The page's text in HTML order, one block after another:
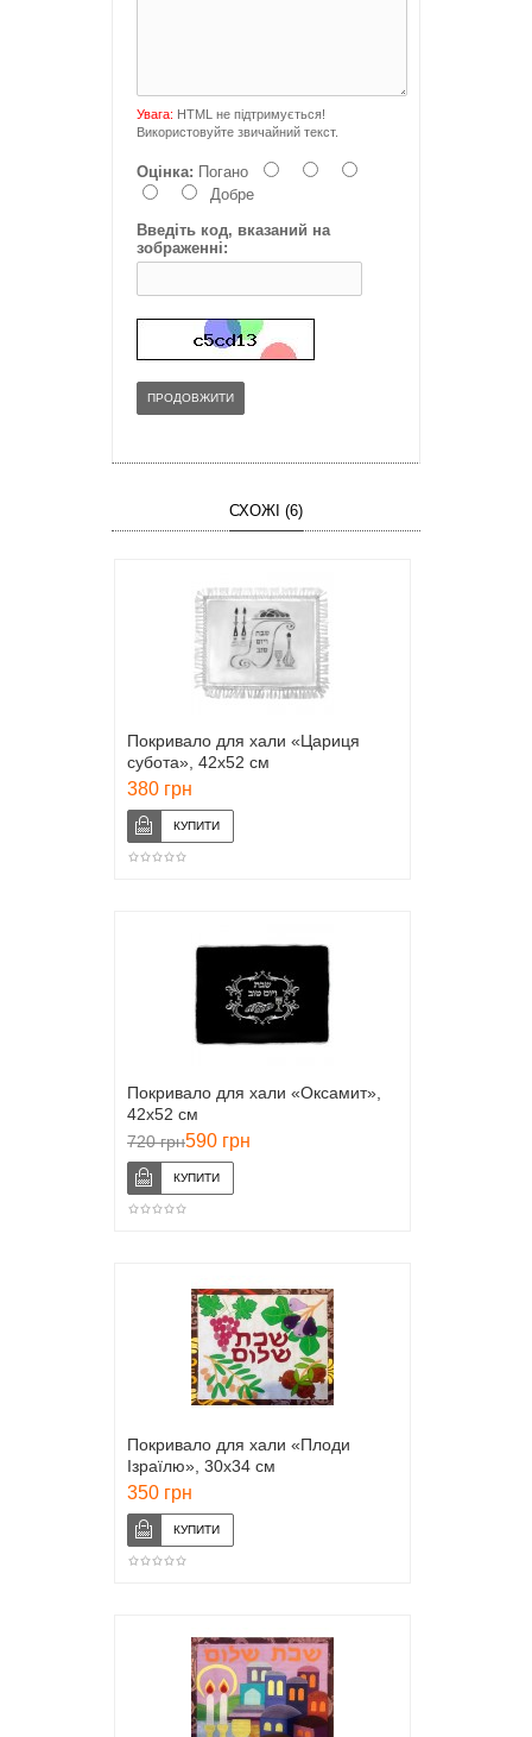
Увага: HTML не підтримується!
Використовуйте звичайний текст.
Оцінка: Погано
Добре
Введіть код, вказаний на
зображенні:
ПРОДОВЖИТИ
СХОЖІ (6)
Покривало для хали «Цариця
субота», 42х52 см
380 грн
Покривало для хали «Оксамит»,
42х52 см
720 грн590 грн
Покривало для хали «Плоди
Ізраїлю», 30х34 см
350 грн